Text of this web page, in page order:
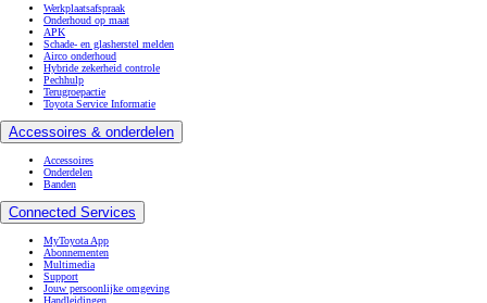
Werkplaatsafspraak
Onderhoud op maat
APK
Schade- en glasherstel melden
Airco onderhoud
Hybride zekerheid controle
Pechhulp
Terugroepactie
Toyota Service Informatie
Accessoires & onderdelen
Accessoires
Onderdelen
Banden
Connected Services
MyToyota App
Abonnementen
Multimedia
Support
Jouw persoonlijke omgeving
Handleidingen